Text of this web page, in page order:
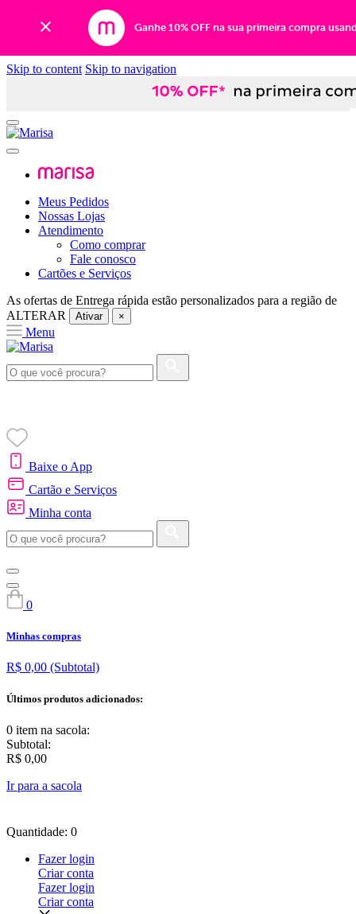
Ganhe 10% OFF na sua primeira compra
Skip to content Skip to navigation
Meus Pedidos
Nossas Lojas
Atendimento
Como comprar
Fale conosco
Cartões e Serviços
As ofertas de Entrega rápida estão personalizados para a região de
ALTERAR
Ativar ×
Menu
Baixe o App
Cartão e Serviços
Minha conta
0
Minhas compras
R$ 0,00 (Subtotal)
Últimos produtos adicionados:
0 item na sacola:
Subtotal:
R$ 0,00
Ir para a sacola
Quantidade: 0
Fazer login
Criar conta
Fazer login
Criar conta